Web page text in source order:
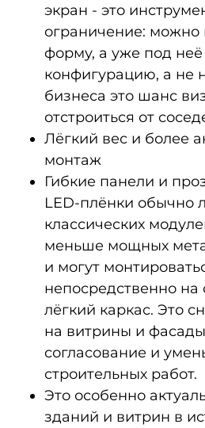
экран - это
ограничение: можно
форму, а уже под неё
конфигурацию, а не
бизнеса это шанс
отстроиться от
Лёгкий вес и более
монтаж
Гибкие панели и
LED‑плёнки обычно
классических
меньше мощных
и могут
непосредственно на
лёгкий каркас. Это
на витрины и
согласование и
строительных работ.
Это особенно
зданий и витрин в